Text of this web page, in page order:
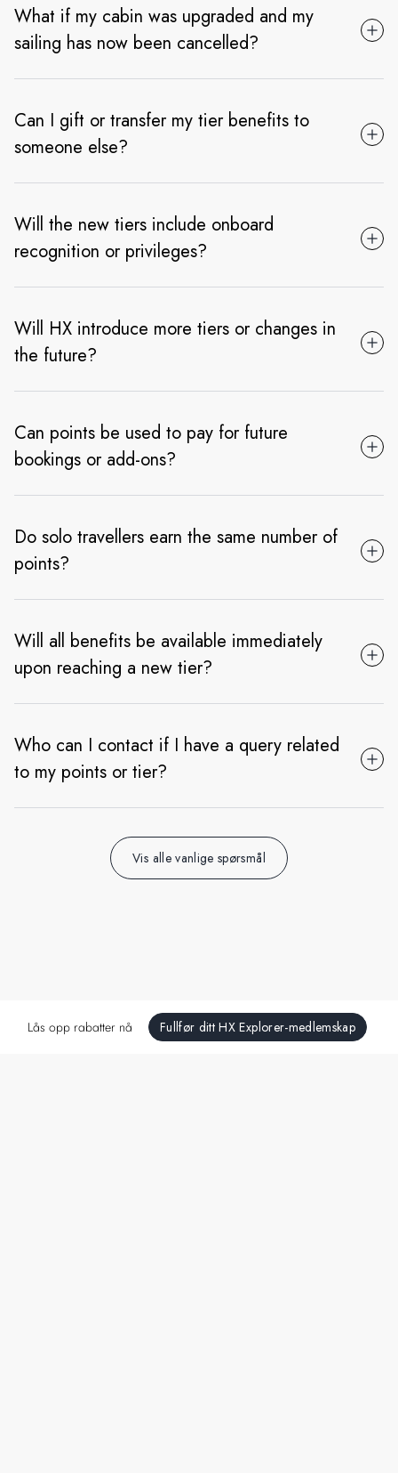
What if my cabin was upgraded and my
sailing has now been cancelled?
Can I gift or transfer my tier benefits to
someone else?
Will the new tiers include onboard
recognition or privileges?
Will HX introduce more tiers or changes in
the future?
Can points be used to pay for future
bookings or add-ons?
Do solo travellers earn the same number of
points?
Will all benefits be available immediately
upon reaching a new tier?
Who can I contact if I have a query related
to my points or tier?
Vis alle vanlige spørsmål
Lås opp rabatter nå Fullfør ditt HX Explorer-medlemskap